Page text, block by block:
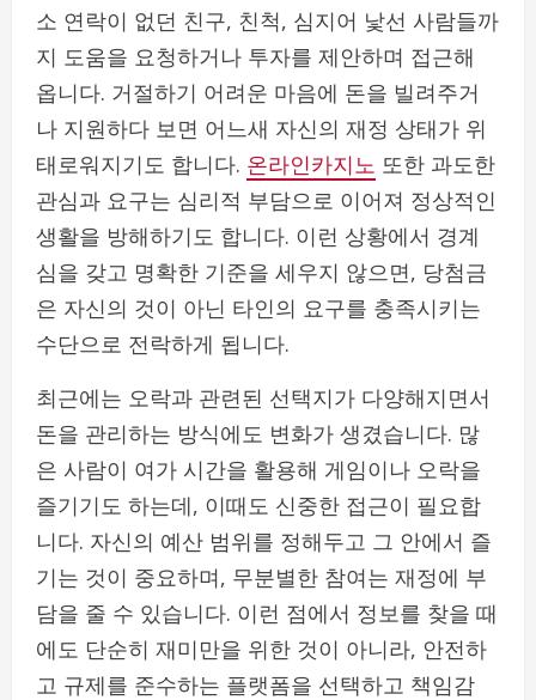
소 연락이 없던 친구, 친척, 심지어 낯선 사람들까
지 도움을 요청하거나 투자를 제안하며 접근해
옵니다. 거절하기 어려운 마음에 돈을 빌려주거
나 지원하다 보면 어느새 자신의 재정 상태가 위
태로워지기도 합니다. 온라인카지노 또한 과도한
관심과 요구는 심리적 부담으로 이어져 정상적인
생활을 방해하기도 합니다. 이런 상황에서 경계
심을 갖고 명확한 기준을 세우지 않으면, 당첨금
은 자신의 것이 아닌 타인의 요구를 충족시키는
수단으로 전락하게 됩니다.
최근에는 오락과 관련된 선택지가 다양해지면서
돈을 관리하는 방식에도 변화가 생겼습니다. 많
은 사람이 여가 시간을 활용해 게임이나 오락을
즐기기도 하는데, 이때도 신중한 접근이 필요합
니다. 자신의 예산 범위를 정해두고 그 안에서 즐
기는 것이 중요하며, 무분별한 참여는 재정에 부
담을 줄 수 있습니다. 이런 점에서 정보를 찾을 때
에도 단순히 재미만을 위한 것이 아니라, 안전하
고 규제를 준수하는 플랫폼을 선택하고 책임감